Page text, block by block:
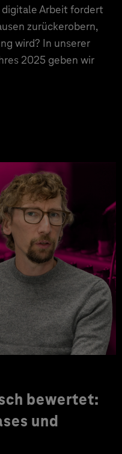
Arbeit fordert
zurückerobern,
wird? In unserer
2025 geben wir
bewertet:
und